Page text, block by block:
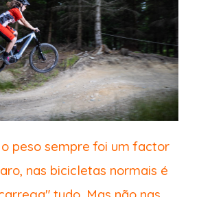
peso sempre foi um factor
nas bicicletas normais é